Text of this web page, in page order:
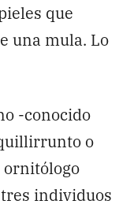
que
una mula. Lo
-conocido
o
ornitólogo
individuos